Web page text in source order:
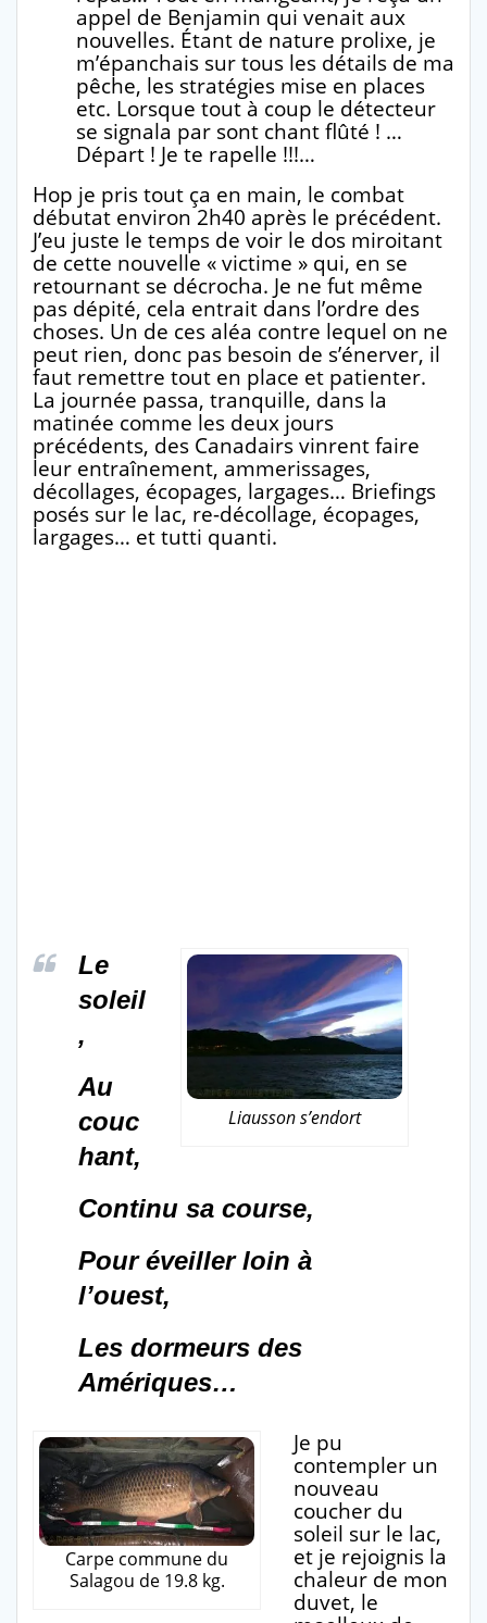
appel de Benjamin qui venait aux
nouvelles. Étant de nature prolixe, je
m’épanchais sur tous les détails de ma
pêche, les stratégies mise en places
etc. Lorsque tout à coup le détecteur
se signala par sont chant flûté ! …
Départ ! Je te rapelle !!!…
Hop je pris tout ça en main, le combat
débutat environ 2h40 après le précédent.
J’eu juste le temps de voir le dos miroitant
de cette nouvelle « victime » qui, en se
retournant se décrocha. Je ne fut même
pas dépité, cela entrait dans l’ordre des
choses. Un de ces aléa contre lequel on ne
peut rien, donc pas besoin de s’énerver, il
faut remettre tout en place et patienter.
La journée passa, tranquille, dans la
matinée comme les deux jours
précédents, des Canadairs vinrent faire
leur entraînement, ammerissages,
décollages, écopages, largages… Briefings
posés sur le lac, re-décollage, écopages,
largages… et tutti quanti.
Liausson s’endort
Le
soleil
,
Au
couc
hant,
Continu sa course,
Pour éveiller loin à
l’ouest,
Les dormeurs des
Amériques…
Carpe commune du
Salagou de 19.8 kg.
Je pu
contempler un
nouveau
coucher du
soleil sur le lac,
et je rejoignis la
chaleur de mon
duvet, le